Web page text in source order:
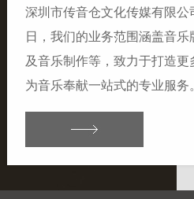
深圳市传音仓文化传媒有限
日，我们的业务范围涵盖音
及音乐制作等，致力于打造更
为音乐奉献一站式的专业服务。